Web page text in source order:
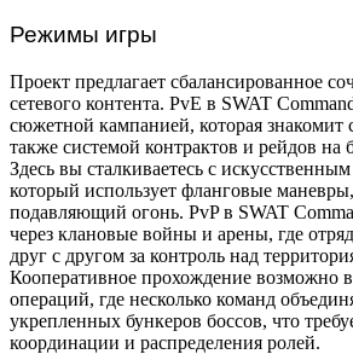
Режимы игры
Проект предлагает сбалансированное
сетевого контента. PvE в SWAT
сюжетной кампанией, которая знакомит
также системой контрактов и рейдов на
Здесь вы сталкиваетесь с
который использует фланговые
подавляющий огонь. PvP в SWAT
через клановые войны и арены, где
друг с другом за контроль над
Кооперативное прохождение возможно
операций, где несколько команд
укрепленных бункеров боссов, что
координации и распределения ролей.